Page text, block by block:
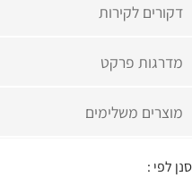
דקורים לקירות
מדרגות פרקט
מוצרים משלימים
סנן לפי :